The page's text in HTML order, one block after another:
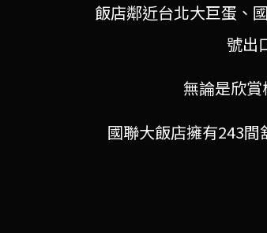
飯店鄰近台北大巨蛋、
號出
無論是欣
國聯大飯店擁有243